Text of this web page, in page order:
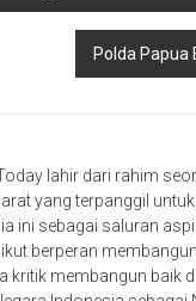
Polda Papua
lahir dari rahim
yang terpanggil
ini sebagai saluran
berperan
kritik membangun baik